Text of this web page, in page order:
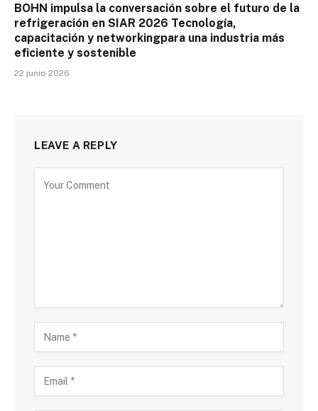
BOHN impulsa la conversación sobre el futuro de la
refrigeración en SIAR 2026 Tecnología,
capacitación y networkingpara una industria más
eficiente y sostenible
22 junio 2026
LEAVE A REPLY